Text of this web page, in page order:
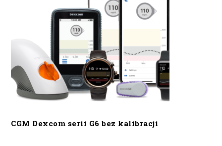
CGM Dexcom serii G6 bez kalibracji